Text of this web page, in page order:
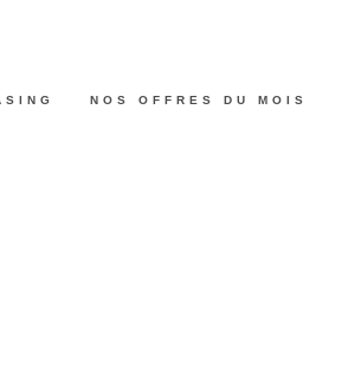
NOS OFFRES DU MOIS